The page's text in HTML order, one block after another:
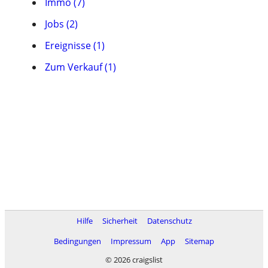
Jobs (2)
Ereignisse (1)
Zum Verkauf (1)
Hilfe Sicherheit
Datenschutz
Bedingungen
Impressum App
Sitemap
© 2026 craigslist